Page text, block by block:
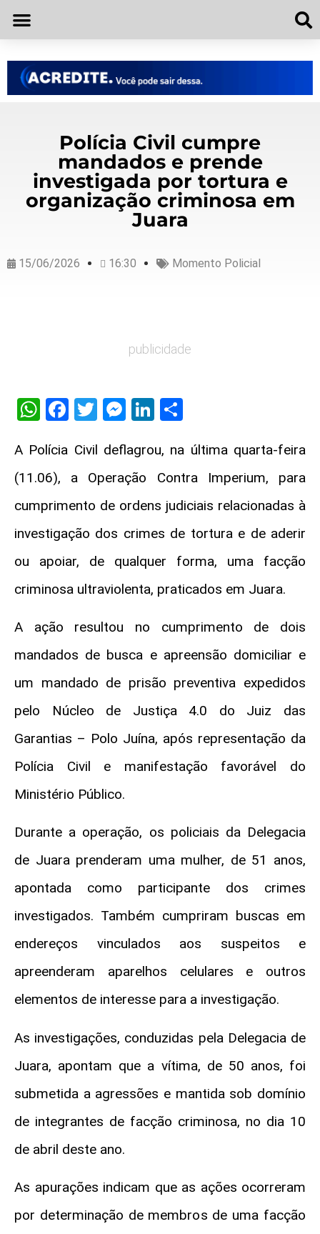
Polícia Civil cumpre
mandados e prende
investigada por tortura e
organização criminosa em
Juara
15/06/2026 16:30 Momento Policial
publicidade
WhatsApp
Facebook
Twitter
Messenger
LinkedIn
A Polícia Civil deflagrou, na última quarta-feira
(11.06), a Operação Contra Imperium, para
cumprimento de ordens judiciais relacionadas à
investigação dos crimes de tortura e de aderir
ou apoiar, de qualquer forma, uma facção
criminosa ultraviolenta, praticados em Juara.
A ação resultou no cumprimento de dois
mandados de busca e apreensão domiciliar e
um mandado de prisão preventiva expedidos
pelo Núcleo de Justiça 4.0 do Juiz das
Garantias – Polo Juína, após representação da
Polícia Civil e manifestação favorável do
Ministério Público.
Durante a operação, os policiais da Delegacia
de Juara prenderam uma mulher, de 51 anos,
apontada como participante dos crimes
investigados. Também cumpriram buscas em
endereços vinculados aos suspeitos e
apreenderam aparelhos celulares e outros
elementos de interesse para a investigação.
As investigações, conduzidas pela Delegacia de
Juara, apontam que a vítima, de 50 anos, foi
submetida a agressões e mantida sob domínio
de integrantes de facção criminosa, no dia 10
de abril deste ano.
As apurações indicam que as ações ocorreram
por determinação de membros de uma facção